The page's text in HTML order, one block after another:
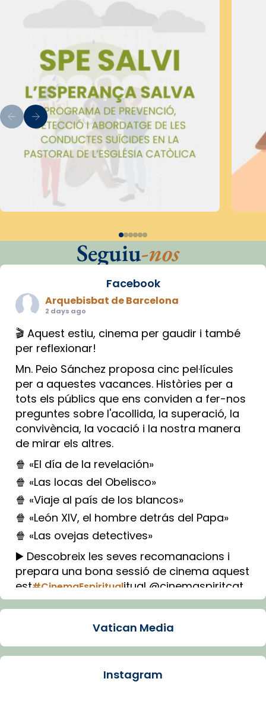
Seguiu-nos
Facebook
Arquebisbat de Barcelona
2 days ago
🎬 Aquest estiu, cinema per gaudir i també
per reflexionar!
Mn. Peio Sánchez proposa cinc pel·lícules
per a aquestes vacances. Històries per a
tots els públics que ens conviden a fer-nos
preguntes sobre l'acollida, la superació, la
convivència, la vocació i la nostra manera
de mirar els altres.
🍿 «El día de la revelación»
🍿 «Las locas del Obelisco»
🍿 «Viaje al país de los blancos»
🍿 «León XIV, el hombre detrás del Papa»
🍿 «Las ovejas detectives»
▶️ Descobreix les seves recomanacions i
prepara una bona sessió de cinema aquest
est#CinemaEspiritualitual @cinemaspiritcat
Imatge: Generada amb IA (OpenAI)
Arquebisbat de Barcelona
Vatican Media
Instagram